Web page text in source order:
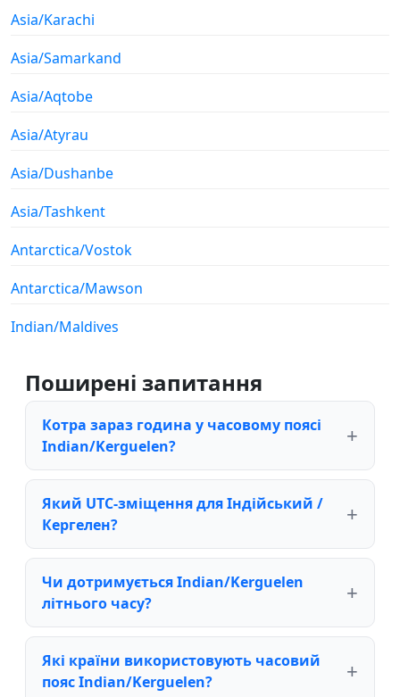
Asia/Karachi
Asia/Samarkand
Asia/Aqtobe
Asia/Atyrau
Asia/Dushanbe
Asia/Tashkent
Antarctica/Vostok
Antarctica/Mawson
Indian/Maldives
Поширені запитання
Котра зараз година у часовому поясі
Indian/Kerguelen?
Який UTC-зміщення для Індійський /
Кергелен?
Чи дотримується Indian/Kerguelen
літнього часу?
Які країни використовують часовий
пояс Indian/Kerguelen?